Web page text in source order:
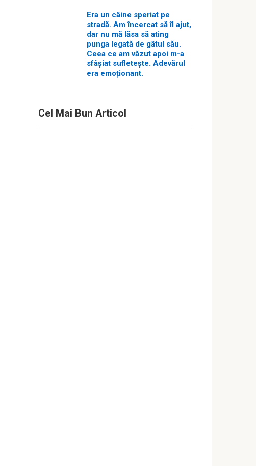
Era un câine speriat pe
stradă. Am încercat să îl ajut,
dar nu mă lăsa să ating
punga legată de gâtul său.
Ceea ce am văzut apoi m-a
sfâșiat sufletește. Adevărul
era emoționant.
Cel Mai Bun Articol